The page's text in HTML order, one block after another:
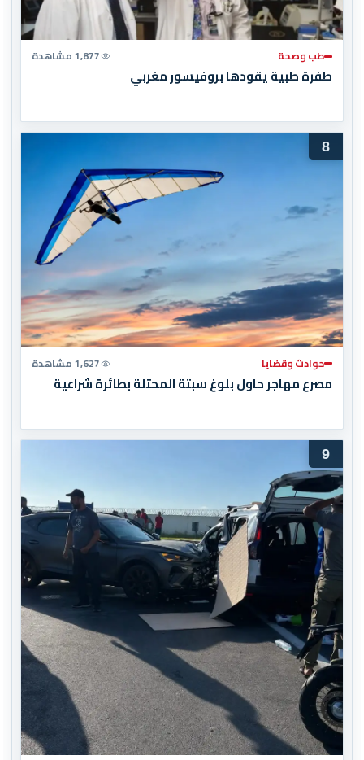
طب وصحة 1,877 مشاهدة
طفرة طبية يقودها بروفيسور مغربي
8
حوادث وقضايا 1,627 مشاهدة
مصرع مهاجر حاول بلوغ سبتة المحتلة بطائرة شراعية
9